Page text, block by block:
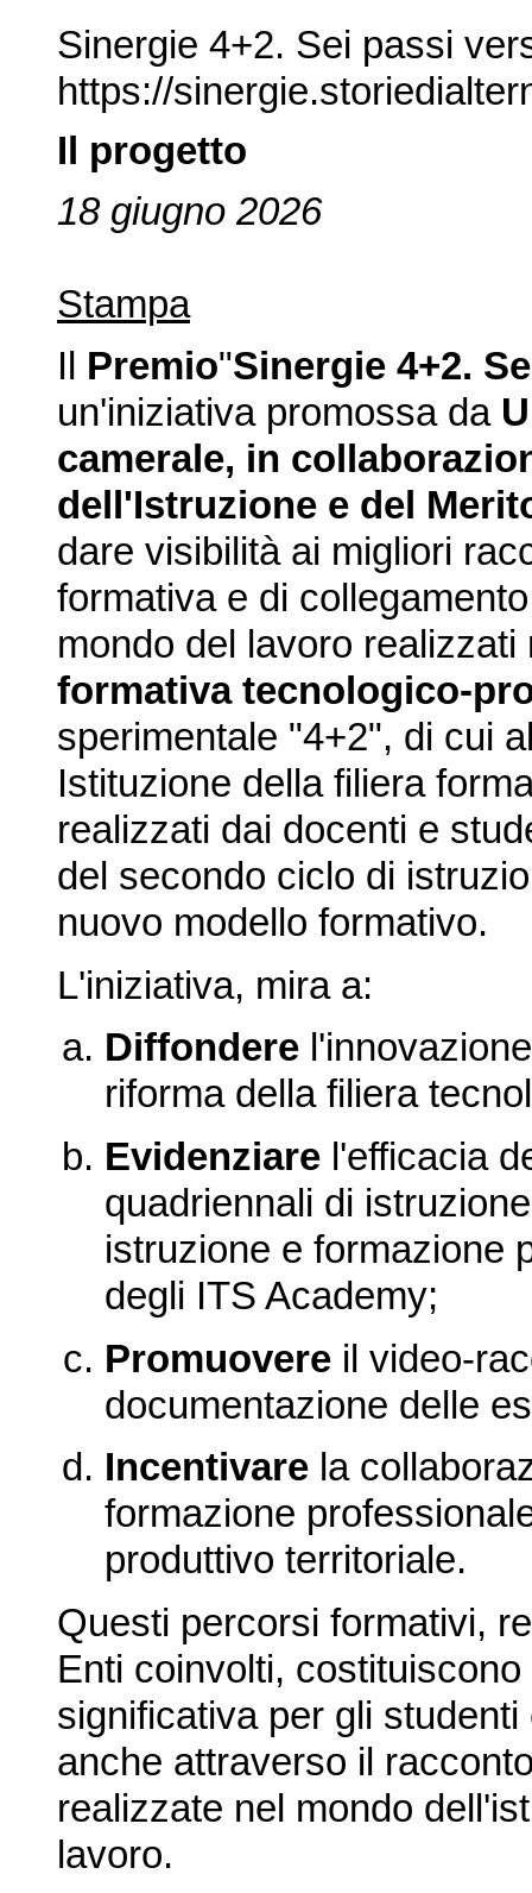
Sinergie 4+2. Sei passi
https://
Il progetto
18 giugno 2026
Stampa
Il Premio"Sinergie 4+2.
un'iniziativa promossa da
camerale, in
dell'Istruzione e del
dare visibilità ai migliori
formativa e di
mondo del lavoro
formativa tecnologico-
sperimentale "4+2", di cui
Istituzione della filiera
realizzati dai docenti e
del secondo ciclo di
nuovo modello formativo.
L'iniziativa, mira a:
Diffondere
riforma della filiera
Evidenziare l'efficacia
quadriennali di
istruzione e formazione
degli ITS Academy;
Promuovere il video-
documentazione delle
Incentivare la
formazione
produttivo territoriale.
Questi percorsi formativi,
Enti coinvolti,
significativa per gli
anche attraverso il
realizzate nel mondo
lavoro.